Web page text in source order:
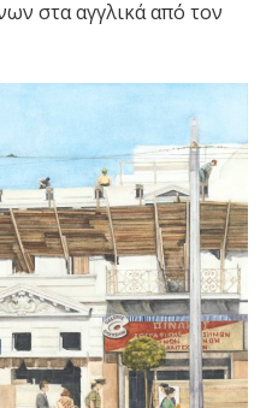
στα αγγλικά από τον